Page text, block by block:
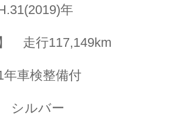
年
】 走行117,149km
車検整備付
シルバー